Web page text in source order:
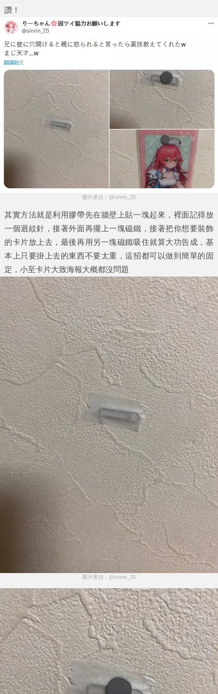
讚！
圖片來自：@sinrin_25
其實方法就是利用膠帶先在牆壁上貼一塊起來，裡面記得放
一個迴紋針，接著外面再擺上一塊磁鐵，接著把你想要裝飾
的卡片放上去，最後再用另一塊磁鐵吸住就算大功告成，基
本上只要掛上去的東西不要太重，這招都可以做到簡單的固
定，小至卡片大致海報大概都沒問題
圖片來自：@sinrin_25